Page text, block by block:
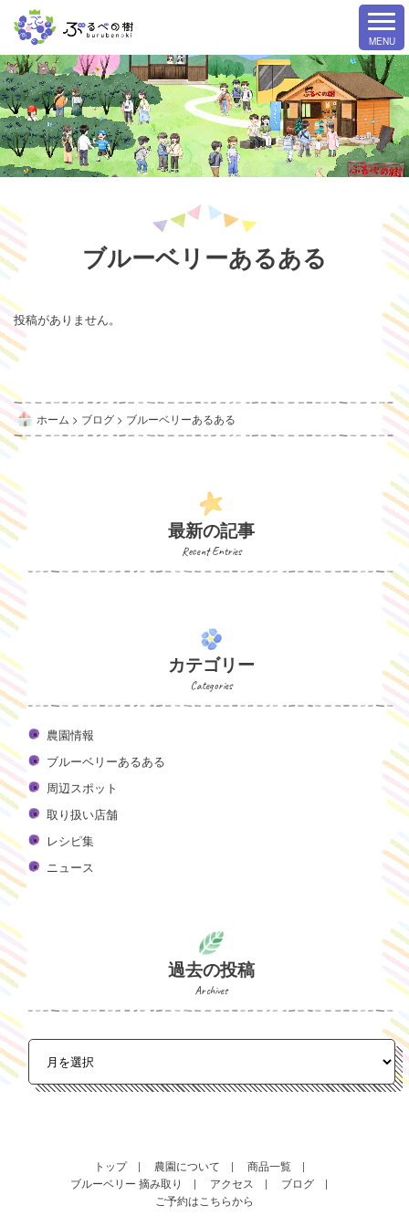
ブルーベリーあるある
投稿がありません。
ホーム > ブログ > ブルーベリーあるある
最新の記事
Recent Entries
カテゴリー
Categories
農園情報
ブルーベリーあるある
周辺スポット
取り扱い店舗
レシピ集
ニュース
過去の投稿
Archives
トップ 農園について
商品一覧
ブルーベリー 摘み取り
アクセス
ブログ
ご予約はこちらから